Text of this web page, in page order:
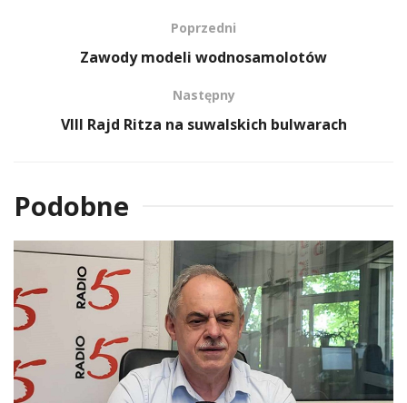
Poprzedni
Zawody modeli wodnosamolotów
Następny
VIII Rajd Ritza na suwalskich bulwarach
Podobne